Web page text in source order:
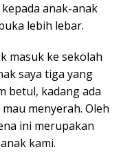
anak-anak
lebih lebar.
masuk ke sekolah
saya tiga yang
betul, kadang ada
menyerah. Oleh
ini merupakan
kami.